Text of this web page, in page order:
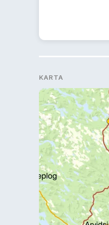
KARTA